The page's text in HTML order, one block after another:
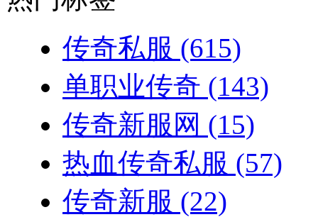
传奇私服 (615)
单职业传奇 (143)
传奇新服网 (15)
热血传奇私服 (57)
传奇新服 (22)